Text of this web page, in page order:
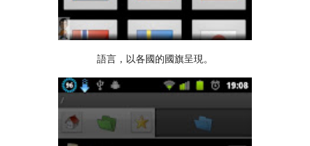
語言，以各國的國旗呈現。